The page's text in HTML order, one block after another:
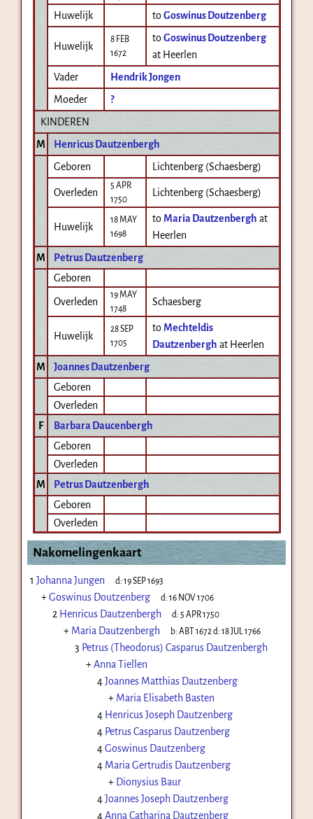
Huwelijk toGoswinus Doutzenberg
Huwelijk
8 FEB
1672
toGoswinus Doutzenberg
at Heerlen
Vader
Hendrik Jongen
Moeder
?
KINDEREN
M
Henricus Dautzenbergh
Geboren
Lichtenberg (Schaesberg)
Overleden
5 APR
1750
Lichtenberg (Schaesberg)
Huwelijk
18 MAY
1698
toMaria Dautzenbergh at
Heerlen
M
Petrus Dautzenberg
Geboren
Overleden
19 MAY
1748
Schaesberg
Huwelijk
28 SEP
1705
toMechteldis
Dautzenbergh at Heerlen
M
Joannes Dautzenberg
Geboren
Overleden
F
Barbara Daucenbergh
Geboren
Overleden
M
Petrus Dautzenbergh
Geboren
Overleden
Nakomelingenkaart
1 Johanna Jungen d:19 SEP 1693
+Goswinus Doutzenberg d:16 NOV 1706
2 Henricus Dautzenbergh d: 5 APR 1750
+ Maria Dautzenbergh b:ABT 1672 d:18 JUL 1766
3 Petrus (Theodorus) Casparus Dautzenbergh
+Anna Tiellen
4Joannes Matthias Dautzenberg
+ Maria Elisabeth Basten
4 Henricus Joseph Dautzenberg
4 Petrus Casparus Dautzenberg
4Goswinus Dautzenberg
4 Maria Gertrudis Dautzenberg
+ Dionysius Baur
4Joannes Joseph Dautzenberg
4Anna Catharina Dautzenberg